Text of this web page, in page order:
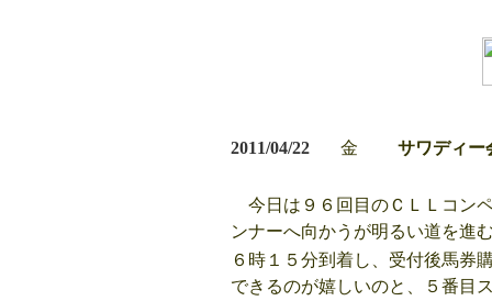
2011/04/22金 サワディー
今日は９６回目のＣＬＬコン
ンナーへ向かうが明るい道を進
６時１５分到着し、受付後馬券
できるのが嬉しいのと、５番目